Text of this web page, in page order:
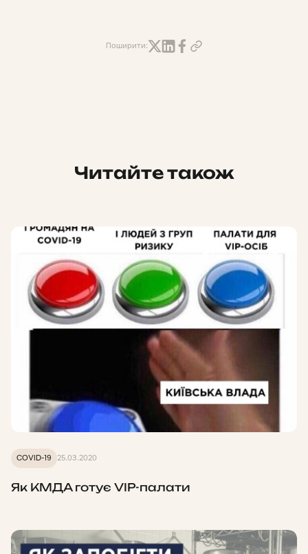
Поширити:
Читайте також
COVID-19 25.03.2020
Як КМДА готує VIP-палати